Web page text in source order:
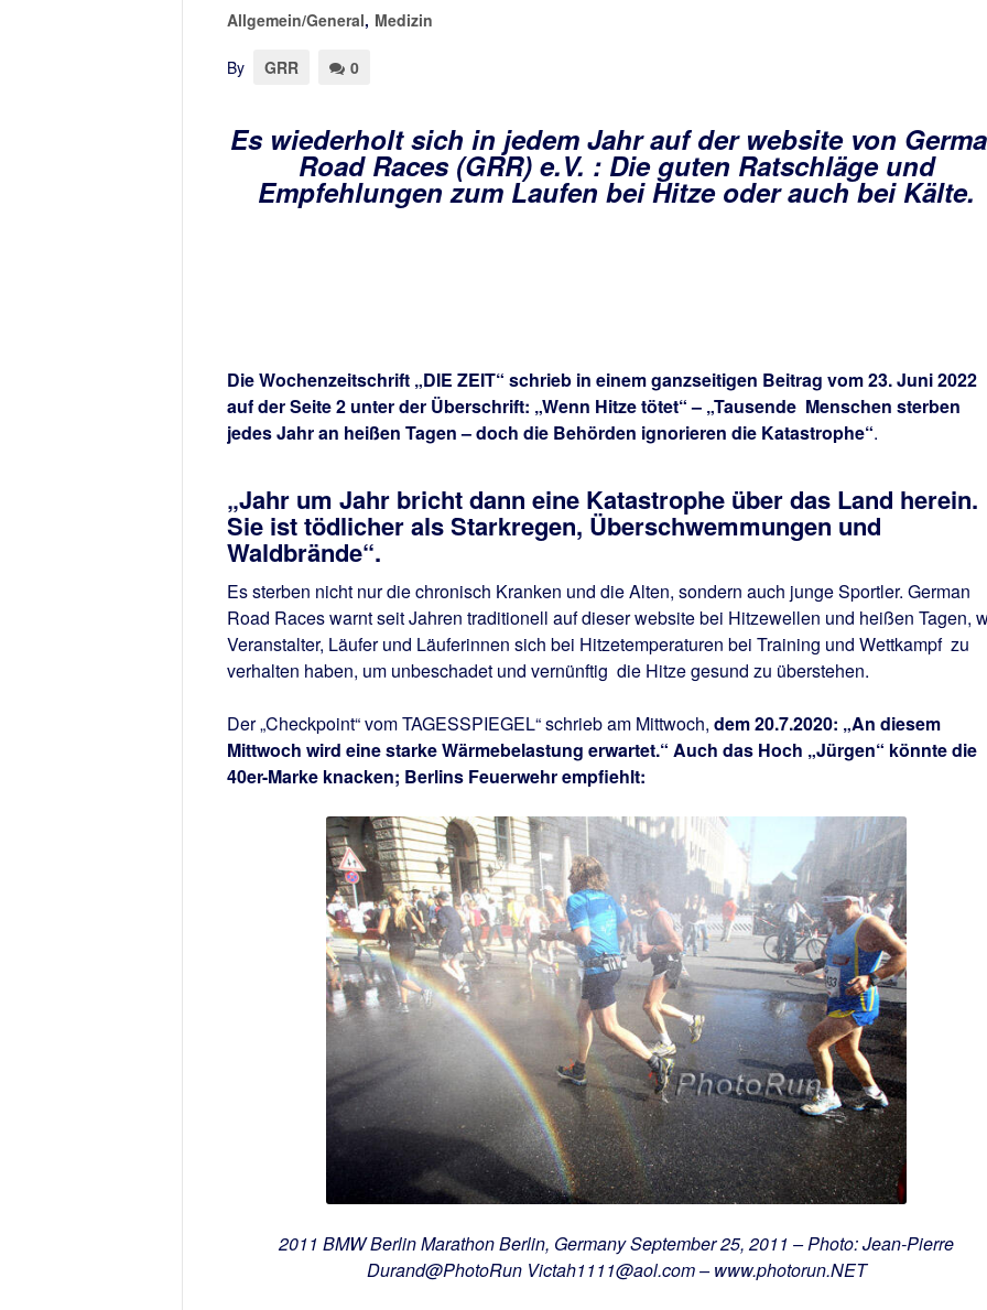
Allgemein/General, Medizin
By GRR 0
Es wiederholt sich in jedem Jahr auf der website von
Road Races (GRR) e.V. : Die guten Ratschläge und
Empfehlungen zum Laufen bei Hitze oder auch bei Kälte.
Die Wochenzeitschrift „DIE ZEIT“ schrieb in einem ganzseitigen Beitrag vom 23. Juni 2022
auf der Seite 2 unter der Überschrift: „Wenn Hitze tötet“ – „Tausende Menschen sterben
jedes Jahr an heißen Tagen – doch die Behörden ignorieren die Katastrophe“.
„Jahr um Jahr bricht dann eine Katastrophe über das Land herein.
Sie ist tödlicher als Starkregen, Überschwemmungen und
Waldbrände“.
Es sterben nicht nur die chronisch Kranken und die Alten, sondern auch junge Sportler. German
Road Races warnt seit Jahren traditionell auf dieser website bei Hitzewellen und heißen Tagen,
Veranstalter, Läufer und Läuferinnen sich bei Hitzetemperaturen bei Training und Wettkampf zu
verhalten haben, um unbeschadet und vernünftig die Hitze gesund zu überstehen.
Der „Checkpoint“ vom TAGESSPIEGEL“ schrieb am Mittwoch, dem 20.7.2020: „An diesem
Mittwoch wird eine starke Wärmebelastung erwartet.“ Auch das Hoch „Jürgen“ könnte die
40er-Marke knacken; Berlins Feuerwehr empfiehlt:
2011 BMW Berlin Marathon Berlin, Germany September 25, 2011 – Photo: Jean-Pierre
Durand@PhotoRun Victah1111@aol.com – www.photorun.NET